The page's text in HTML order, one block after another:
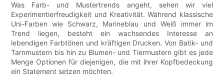
Was Farb- und Mustertrends angeht, sehen wir viel
Experimentierfreudigkeit und Kreativität. Während klassische
Uni-Farben wie Schwarz, Marineblau und Weiß immer im
Trend liegen, besteht ein wachsendes Interesse an
lebendigen Farbtönen und kräftigen Drucken. Von Batik- und
Tarnmustern bis hin zu Blumen- und Tiermustern gibt es jede
Menge Optionen für diejenigen, die mit ihrer Kopfbedeckung
ein Statement setzen möchten.